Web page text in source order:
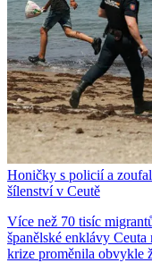
Honičky s policií a
šílenství v Ceutě
Více než 70 tisíc
španělské enklávy
krize proměnila obvykle